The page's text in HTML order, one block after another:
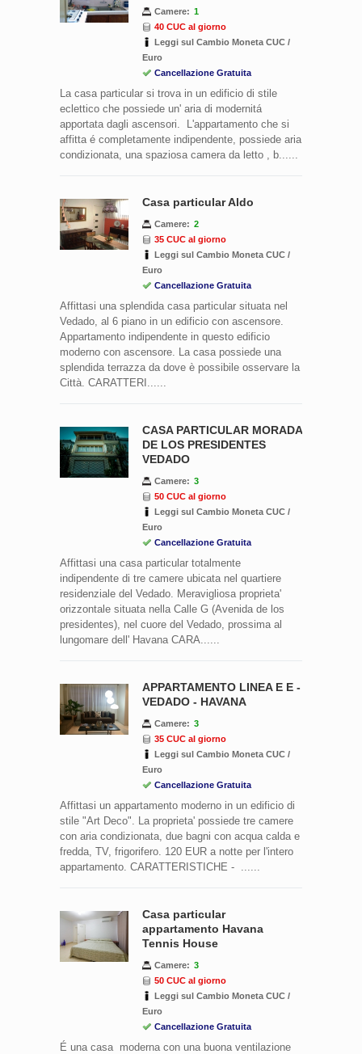
Camere: 1
40 CUC al giorno
Leggi sul Cambio Moneta CUC /
Euro
Cancellazione Gratuita
La casa particular si trova in un edificio di stile
eclettico che possiede un' aria di modernitá
apportata dagli ascensori. L'appartamento che si
affitta é completamente indipendente, possiede aria
condizionata, una spaziosa camera da letto , b......
Casa particular Aldo
Camere: 2
35 CUC al giorno
Leggi sul Cambio Moneta CUC /
Euro
Cancellazione Gratuita
Affittasi una splendida casa particular situata nel
Vedado, al 6 piano in un edificio con ascensore.
Appartamento indipendente in questo edificio
moderno con ascensore. La casa possiede una
splendida terrazza da dove è possibile osservare la
Città. CARATTERI......
CASA PARTICULAR MORADA
DE LOS PRESIDENTES
VEDADO
Camere: 3
50 CUC al giorno
Leggi sul Cambio Moneta CUC /
Euro
Cancellazione Gratuita
Affittasi una casa particular totalmente
indipendente di tre camere ubicata nel quartiere
residenziale del Vedado. Meravigliosa proprieta'
orizzontale situata nella Calle G (Avenida de los
presidentes), nel cuore del Vedado, prossima al
lungomare dell' Havana CARA......
APPARTAMENTO LINEA E E -
VEDADO - HAVANA
Camere: 3
35 CUC al giorno
Leggi sul Cambio Moneta CUC /
Euro
Cancellazione Gratuita
Affittasi un appartamento moderno in un edificio di
stile "Art Deco". La proprieta' possiede tre camere
con aria condizionata, due bagni con acqua calda e
fredda, TV, frigorifero. 120 EUR a notte per l'intero
appartamento. CARATTERISTICHE - ......
Casa particular
appartamento Havana
Tennis House
Camere: 3
50 CUC al giorno
Leggi sul Cambio Moneta CUC /
Euro
Cancellazione Gratuita
É una casa moderna con una buona ventilazione